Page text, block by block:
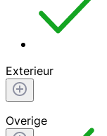
Exterieur
Overige